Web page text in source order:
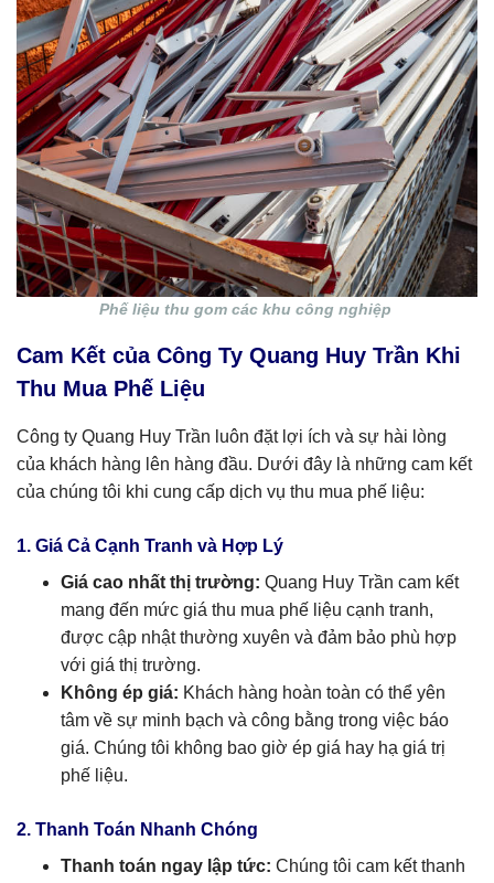
Phế liệu thu gom các khu công nghiệp
Cam Kết của Công Ty Quang Huy Trần Khi
Thu Mua Phế Liệu
Công ty Quang Huy Trần luôn đặt lợi ích và sự hài lòng
của khách hàng lên hàng đầu. Dưới đây là những cam kết
của chúng tôi khi cung cấp dịch vụ thu mua phế liệu:
1. Giá Cả Cạnh Tranh và Hợp Lý
Giá cao nhất thị trường: Quang Huy Trần cam kết
mang đến mức giá thu mua phế liệu cạnh tranh,
được cập nhật thường xuyên và đảm bảo phù hợp
với giá thị trường.
Không ép giá: Khách hàng hoàn toàn có thể yên
tâm về sự minh bạch và công bằng trong việc báo
giá. Chúng tôi không bao giờ ép giá hay hạ giá trị
phế liệu.
2. Thanh Toán Nhanh Chóng
Thanh toán ngay lập tức: Chúng tôi cam kết thanh